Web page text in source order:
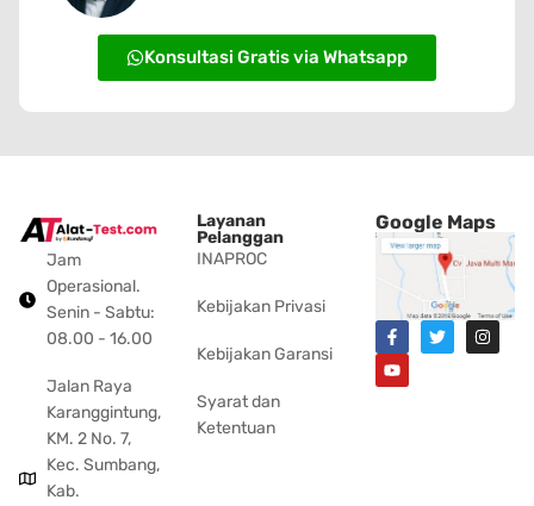
Konsultasi Gratis via Whatsapp
Jam
Operasional.
Senin - Sabtu:
08.00 - 16.00
Jalan Raya
Karanggintung,
KM. 2 No. 7,
Kec. Sumbang,
Kab.
Layanan
Pelanggan
INAPROC
Kebijakan Privasi
Kebijakan Garansi
Syarat dan
Ketentuan
Google Maps